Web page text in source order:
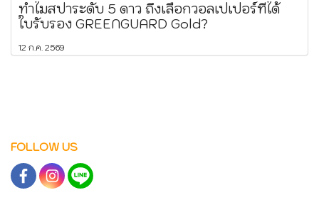
ทำไมสปาระดับ 5 ดาว ถึงเลือกวอลเปเปอร์ที่ได้
ใบรับรอง GREENGUARD Gold?
12 ก.ค. 2569
FOLLOW US